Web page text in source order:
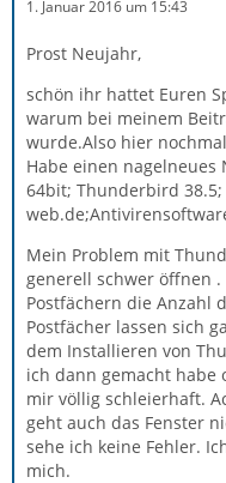
1. Januar 2016 um 15:43
Prost Neujahr,
schön ihr hattet Euren
warum bei meinem
wurde.Also hier
Habe einen nagelneues
64bit; Thunderbird
Mein Problem mit
generell schwer öffnen
Postfächern die Anzahl
Postfächer lassen sich
dem Installieren von
ich dann gemacht
mir völlig schleierhaft.
geht auch das Fenster
sehe ich keine Fehler.
mich.